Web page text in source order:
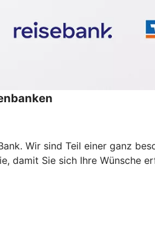
Wir sind Teil einer ganz
damit Sie sich Ihre Wünsche